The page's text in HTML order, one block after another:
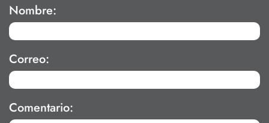
Nombre:
Correo:
Comentario: